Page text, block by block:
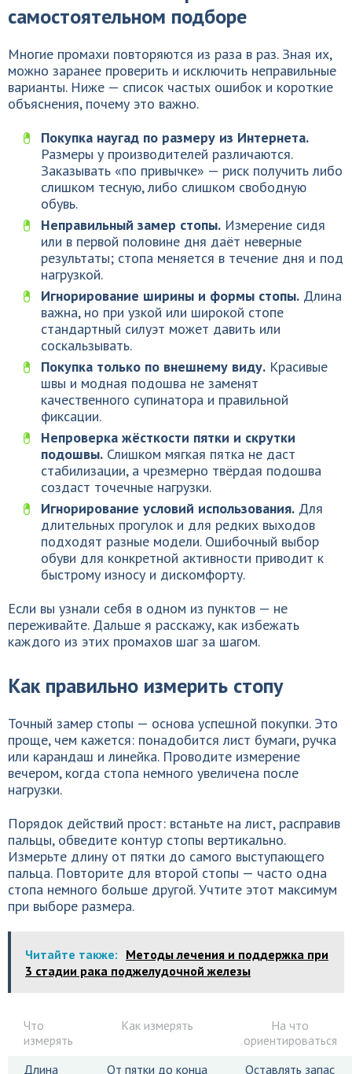
самостоятельном подборе
Многие промахи повторяются из раза в раз. Зная их,
можно заранее проверить и исключить неправильные
варианты. Ниже — список частых ошибок и короткие
объяснения, почему это важно.
Покупка наугад по размеру из Интернета.
Размеры у производителей различаются.
Заказывать «по привычке» — риск получить либо
слишком тесную, либо слишком свободную
обувь.
Неправильный замер стопы. Измерение сидя
или в первой половине дня даёт неверные
результаты; стопа меняется в течение дня и под
нагрузкой.
Игнорирование ширины и формы стопы. Длина
важна, но при узкой или широкой стопе
стандартный силуэт может давить или
соскальзывать.
Покупка только по внешнему виду. Красивые
швы и модная подошва не заменят
качественного супинатора и правильной
фиксации.
Непроверка жёсткости пятки и скрутки
подошвы. Слишком мягкая пятка не даст
стабилизации, а чрезмерно твёрдая подошва
создаст точечные нагрузки.
Игнорирование условий использования. Для
длительных прогулок и для редких выходов
подходят разные модели. Ошибочный выбор
обуви для конкретной активности приводит к
быстрому износу и дискомфорту.
Если вы узнали себя в одном из пунктов — не
переживайте. Дальше я расскажу, как избежать
каждого из этих промахов шаг за шагом.
Как правильно измерить стопу
Точный замер стопы — основа успешной покупки. Это
проще, чем кажется: понадобится лист бумаги, ручка
или карандаш и линейка. Проводите измерение
вечером, когда стопа немного увеличена после
нагрузки.
Порядок действий прост: встаньте на лист, расправив
пальцы, обведите контур стопы вертикально.
Измерьте длину от пятки до самого выступающего
пальца. Повторите для второй стопы — часто одна
стопа немного больше другой. Учтите этот максимум
при выборе размера.
Читайте также: Методы лечения и поддержка при
3 стадии рака поджелудочной железы
Что
измерять
Как измерять
На что
ориентироваться
Длина
От пятки до конца Оставлять запас